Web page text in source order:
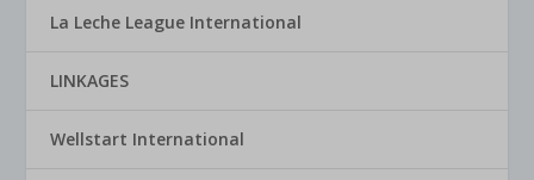
La Leche League International
LINKAGES
Wellstart International